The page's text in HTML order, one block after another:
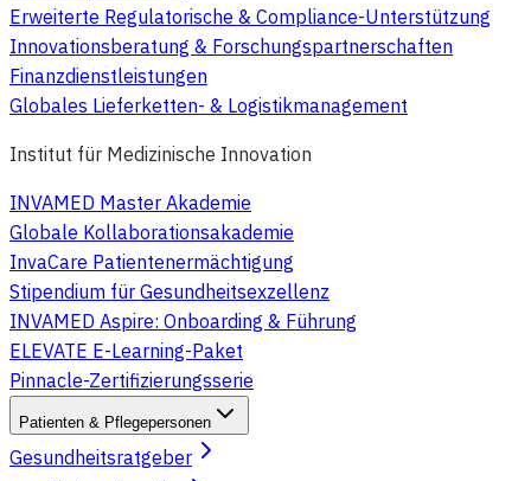
Erweiterte Regulatorische & Compliance-Unterstützung
Innovationsberatung & Forschungspartnerschaften
Finanzdienstleistungen
Globales Lieferketten- & Logistikmanagement
Institut für Medizinische Innovation
INVAMED Master Akademie
Globale Kollaborationsakademie
InvaCare Patientenermächtigung
Stipendium für Gesundheitsexzellenz
INVAMED Aspire: Onboarding & Führung
ELEVATE E-Learning-Paket
Pinnacle-Zertifizierungsserie
Patienten & Pflegepersonen
Gesundheitsratgeber